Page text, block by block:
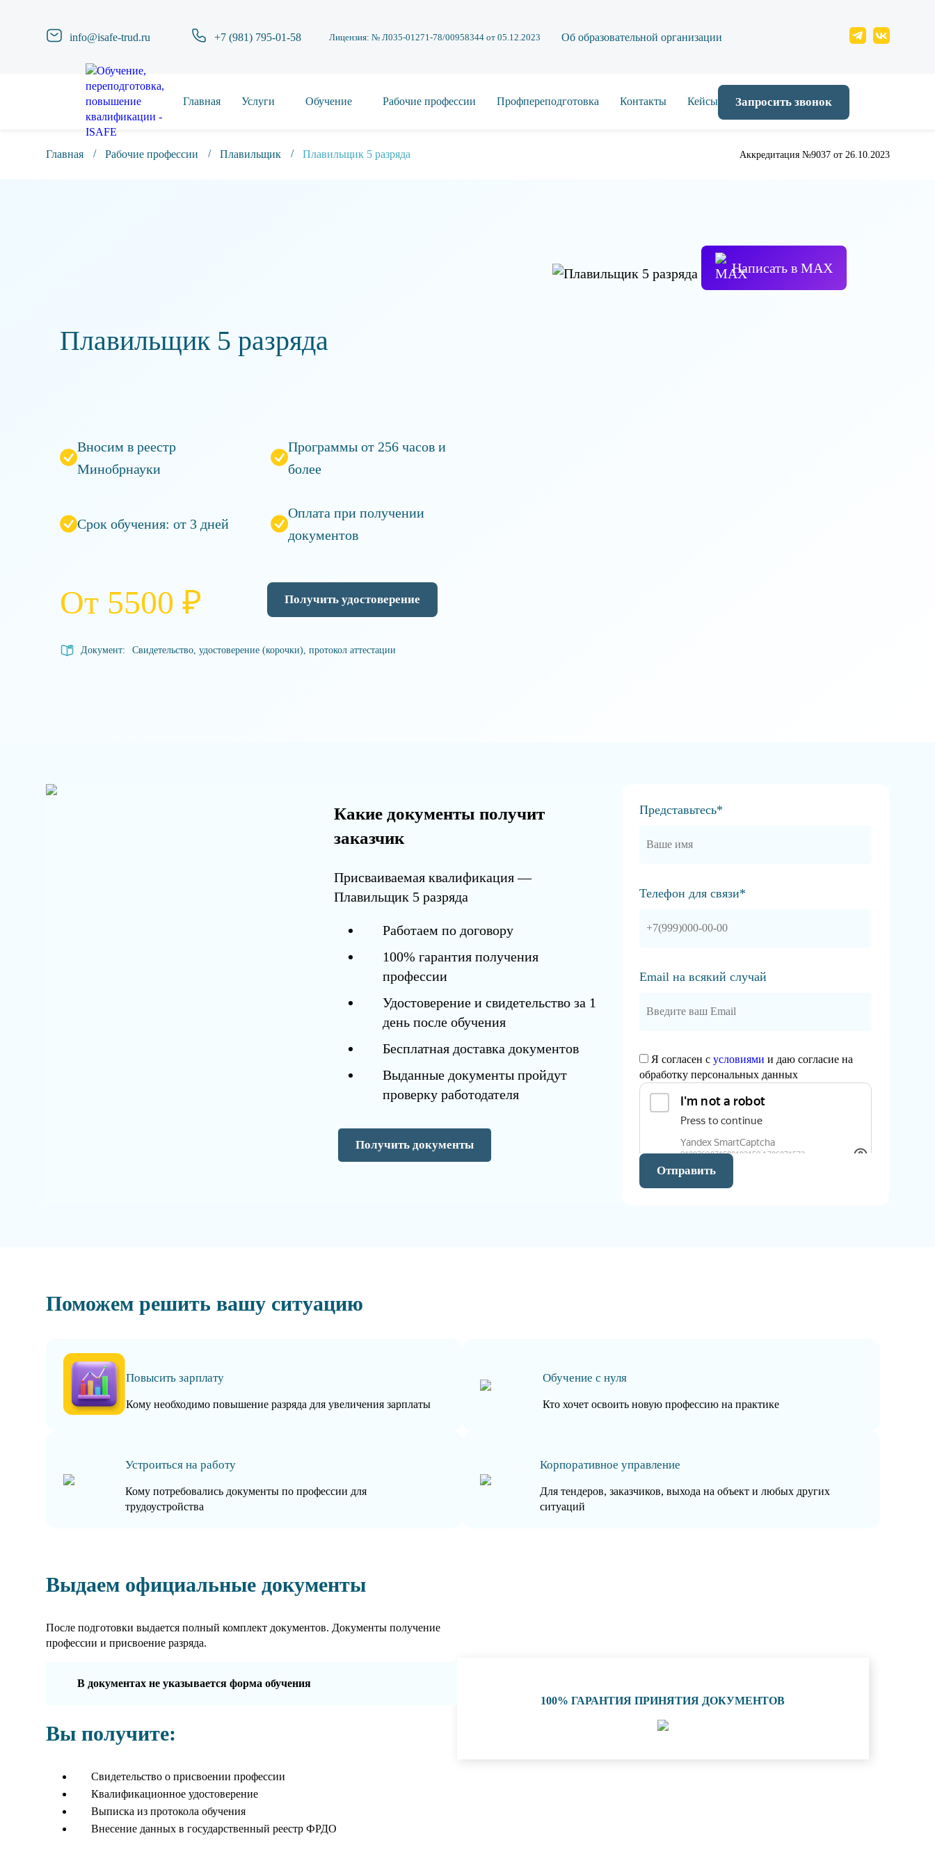
info@isafe-trud.ru +7 (981) 795-01-58 Лицензия: № Л035-01271-78/00958344 от 05.12.2023 Об образовательной организации
Главная Услуги Обучение Рабочие профессии Профпереподготовка Контакты Кейсы Запросить звонок
Главная Рабочие профессии Плавильщик Плавильщик 5 разряда Аккредитация №9037 от 26.10.2023
Плавильщик 5 разряда
Вносим в реестр
Минобрнауки
Программы от 256 часов и
более
Срок обучения: от 3 дней
Оплата при получении
документов
От 5500 ₽ Получить удостоверение
Написать в МАХ
Документ: Свидетельство, удостоверение (корочки), протокол аттестации
Какие документы получит
заказчик
Присваиваемая квалификация —
Плавильщик 5 разряда
Работаем по договору
100% гарантия получения
профессии
Удостоверение и свидетельство за 1
день после обучения
Бесплатная доставка документов
Выданные документы пройдут
проверку работодателя
Получить документы
Представьтесь*
Телефон для связи*
Email на всякий случай
Я согласен сусловиями и даю согласие на
обработку персональных данных
Отправить
Поможем решить вашу ситуацию
Повысить зарплату
Кому необходимо повышение разряда для увеличения зарплаты
Обучение с нуля
Кто хочет освоить новую профессию на практике
Устроиться на работу
Кому потребовались документы по профессии для
трудоустройства
Корпоративное управление
Для тендеров, заказчиков, выхода на объект и любых других
ситуаций
Выдаем официальные документы
После подготовки выдается полный комплект документов. Документы получение
профессии и присвоение разряда.
В документах не указывается форма обучения
Вы получите:
Свидетельство о присвоении профессии
Квалификационное удостоверение
Выписка из протокола обучения
Внесение данных в государственный реестр ФРДО
100% ГАРАНТИЯ ПРИНЯТИЯ ДОКУМЕНТОВ